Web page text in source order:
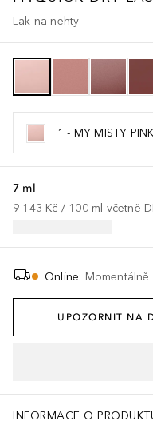
Lak na nehty
1 - MY MISTY PINK
7 ml
9 143 Kč / 100 ml včetně
Online:
UPOZORNIT NA
INFORMACE O